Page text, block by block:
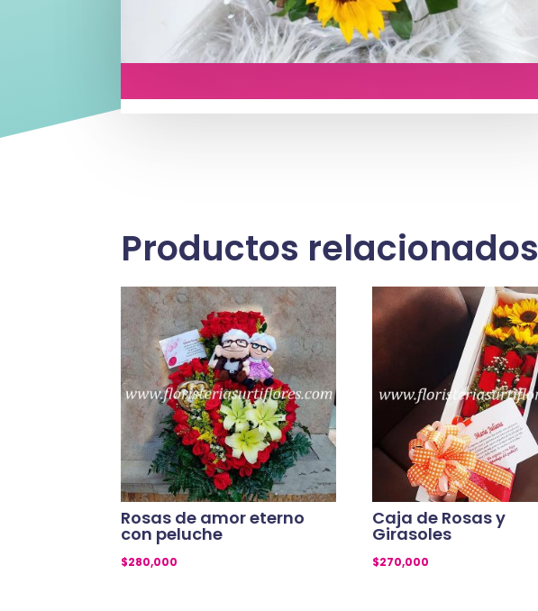
Productos relacionados
Rosas de amor eterno
con peluche
$280,000
Caja de Rosas y
Girasoles
$270,000